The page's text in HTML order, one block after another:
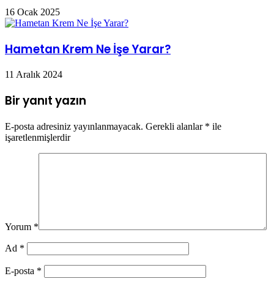
16 Ocak 2025
Hametan Krem Ne İşe Yarar?
11 Aralık 2024
Bir yanıt yazın
E-posta adresiniz yayınlanmayacak. Gerekli alanlar * ile
işaretlenmişlerdir
Yorum *
Ad *
E-posta *